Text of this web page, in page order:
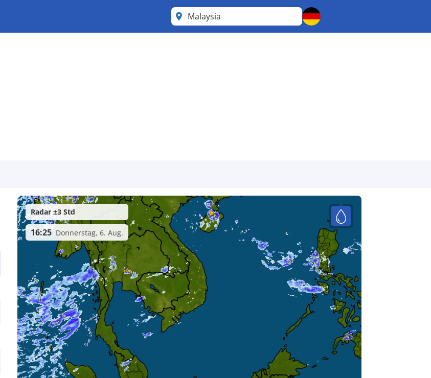
Malaysia
Radar ±3 Std
16:25 Donnerstag, 6. Aug.